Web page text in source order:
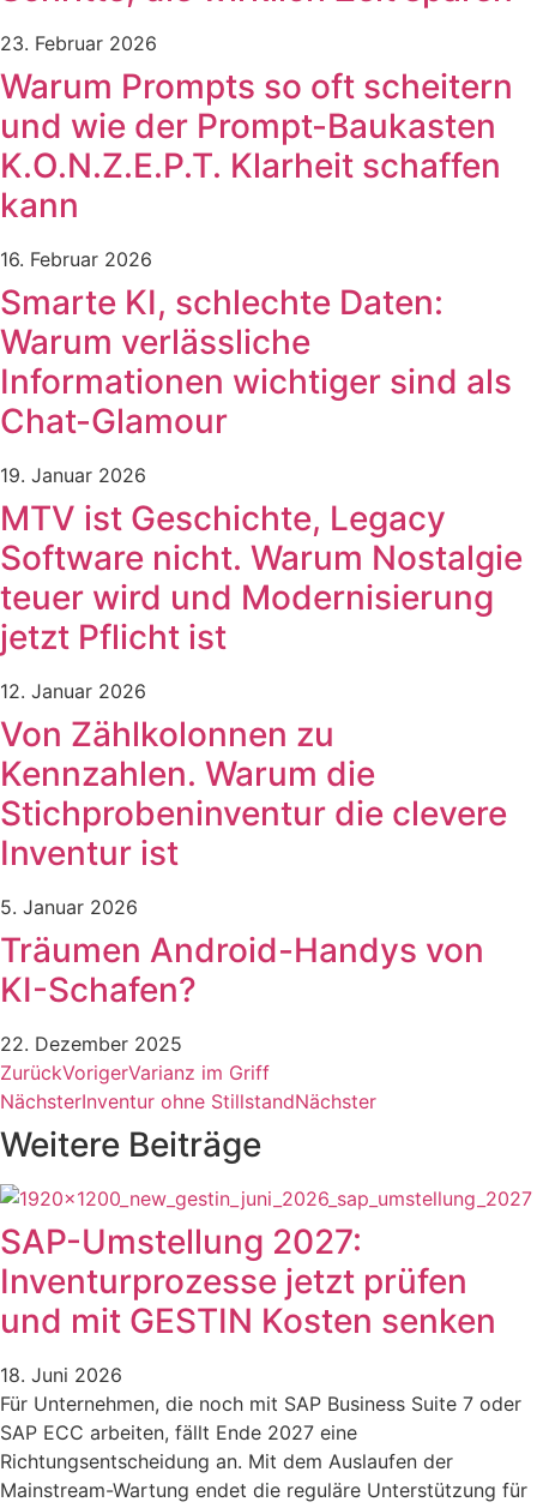
23. Februar 2026
Warum Prompts so oft scheitern
und wie der Prompt-Baukasten
K.O.N.Z.E.P.T. Klarheit schaffen
kann
16. Februar 2026
Smarte KI, schlechte Daten:
Warum verlässliche
Informationen wichtiger sind als
Chat-Glamour
19. Januar 2026
MTV ist Geschichte, Legacy
Software nicht. Warum Nostalgie
teuer wird und Modernisierung
jetzt Pflicht ist
12. Januar 2026
Von Zählkolonnen zu
Kennzahlen. Warum die
Stichprobeninventur die clevere
Inventur ist
5. Januar 2026
Träumen Android-Handys von
KI-Schafen?
22. Dezember 2025
ZurückVorigerVarianz im Griff
NächsterInventur ohne StillstandNächster
Weitere Beiträge
SAP-Umstellung 2027:
Inventurprozesse jetzt prüfen
und mit GESTIN Kosten senken
18. Juni 2026
Für Unternehmen, die noch mit SAP Business Suite 7 oder
SAP ECC arbeiten, fällt Ende 2027 eine
Richtungsentscheidung an. Mit dem Auslaufen der
Mainstream-Wartung endet die reguläre Unterstützung für